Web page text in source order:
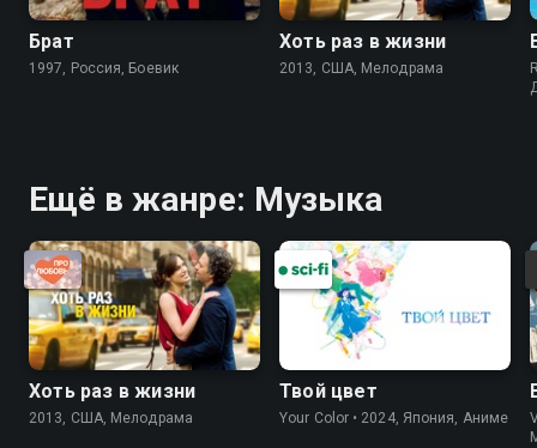
Брат
1997, Россия, Боевик
Хоть раз в жизни
2013, США, Мелодрама
Ещё в жанре: Музыка
Хоть раз в жизни
2013, США, Мелодрама
Твой цвет
Your Color • 2024, Япония, Аниме